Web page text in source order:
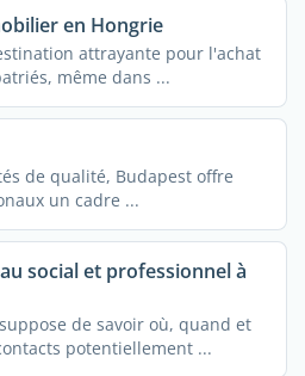
en Hongrie
attrayante pour l'achat
même dans ...
de qualité, Budapest offre
un cadre ...
social et professionnel à
de savoir où, quand et
potentiellement ...